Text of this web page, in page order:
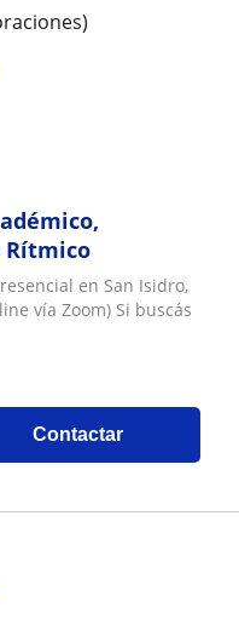
en San Isidro,
vía Zoom) Si buscás
Contactar